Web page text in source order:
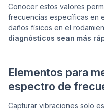
Conocer estos valores
frecuencias específicas en
daños físicos en el
diagnósticos sean más
Elementos para
espectro de
Capturar vibraciones solo